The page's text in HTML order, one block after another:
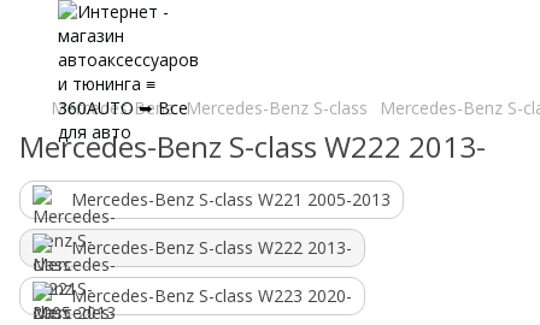
Mercedes-Benz Mercedes-Benz S-class Mercedes-Benz S-
Mercedes-Benz S-class W222 2013-
Mercedes-Benz S-class W221 2005-2013
Mercedes-Benz S-class W222 2013-
Mercedes-Benz S-class W223 2020-